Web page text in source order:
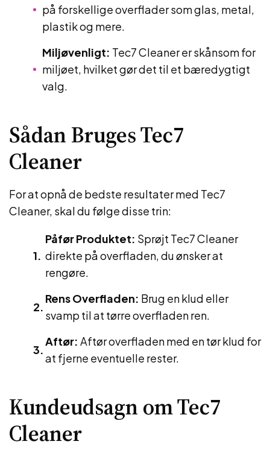
på forskellige overflader som glas, metal,
plastik og mere.
Miljøvenligt: Tec7 Cleaner er skånsom for
miljøet, hvilket gør det til et bæredygtigt
valg.
Sådan Bruges Tec7
Cleaner
For at opnå de bedste resultater med Tec7
Cleaner, skal du følge disse trin:
Påfør Produktet: Sprøjt Tec7 Cleaner
direkte på overfladen, du ønsker at
rengøre.
Rens Overfladen: Brug en klud eller
svamp til at tørre overfladen ren.
Aftør: Aftør overfladen med en tør klud for
at fjerne eventuelle rester.
Kundeudsagn om Tec7
Cleaner